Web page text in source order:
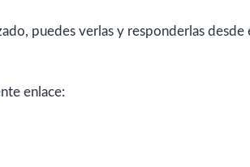
puedes verlas y responderlas desde
enlace: